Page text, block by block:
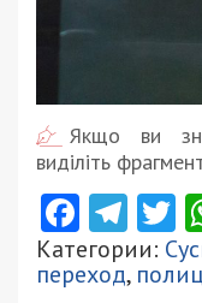
Якщо ви
виділіть
Категории:
переход,